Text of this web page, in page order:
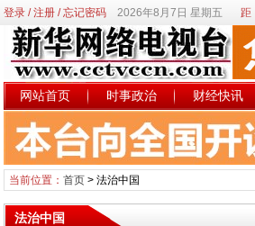
登录/注册/忘记密码 2026年8月7日 星期五 距
网站首页 时事政治 财经快讯
当前位置： 首页> 法治中国
法治中国